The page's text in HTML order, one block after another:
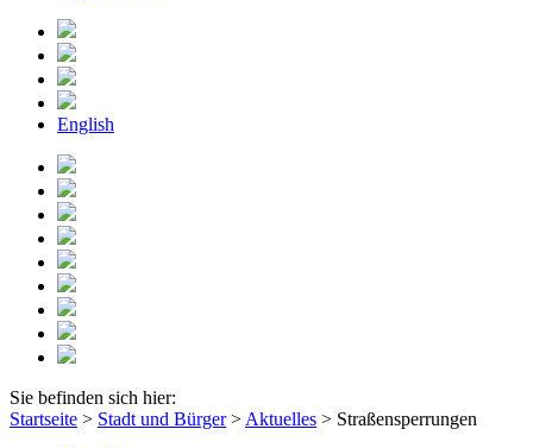
English
Sie befinden sich hier:
Startseite > Stadt und Bürger> Aktuelles > Straßensperrungen